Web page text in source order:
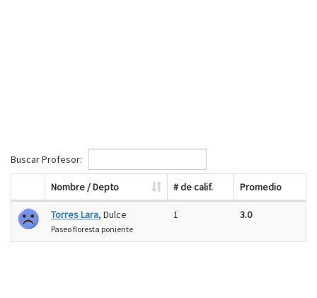
Buscar Profesor:
Nombre / Depto # de calif. Promedio
Torres Lara, Dulce
Paseo floresta poniente
1 3.0